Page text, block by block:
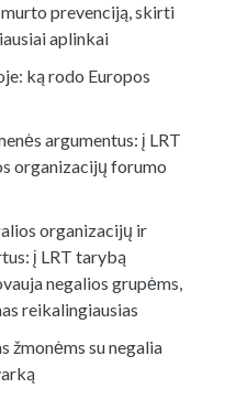
prevenciją, skirti
aplinkai
ką rodo Europos
argumentus: į LRT
organizacijų forumo
organizacijų ir
į LRT tarybą
negalios grupėms,
reikalingiausias
žmonėms su negalia